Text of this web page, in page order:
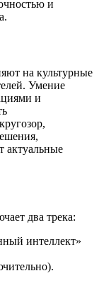
и
на культурные
Умение
и
актуальные
два трека:
интеллект»